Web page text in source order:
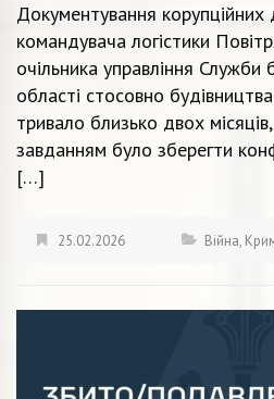
Документування корупційних
командувача логістики
очільника управління
області стосовно
тривало близько двох
завданням було зберегти
[…]
25.02.2026 Війна,